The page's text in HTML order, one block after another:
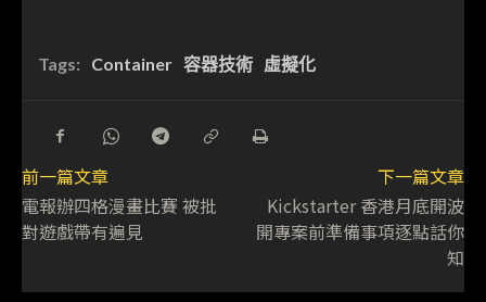
Tags: Container 容器技術 虛擬化
前一篇文章
電報辦四格漫畫比賽 被批
對遊戲帶有遍見
下一篇文章
Kickstarter 香港月底開波
開專案前準備事項逐點話你
知